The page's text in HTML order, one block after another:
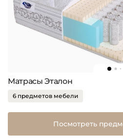
Матрасы Эталон
6 предметов мебели
Посмотреть